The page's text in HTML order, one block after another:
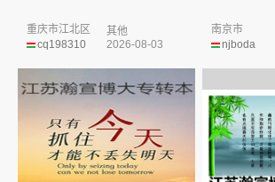
cq198310
重庆市江北区
其他
2026-08-03
njboda
南京市